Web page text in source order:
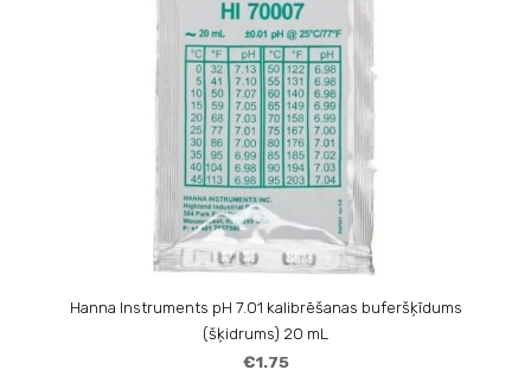
Hanna Instruments pH 7.01 kalibrēšanas buferšķīdums
(šķidrums) 20 mL
€1.75